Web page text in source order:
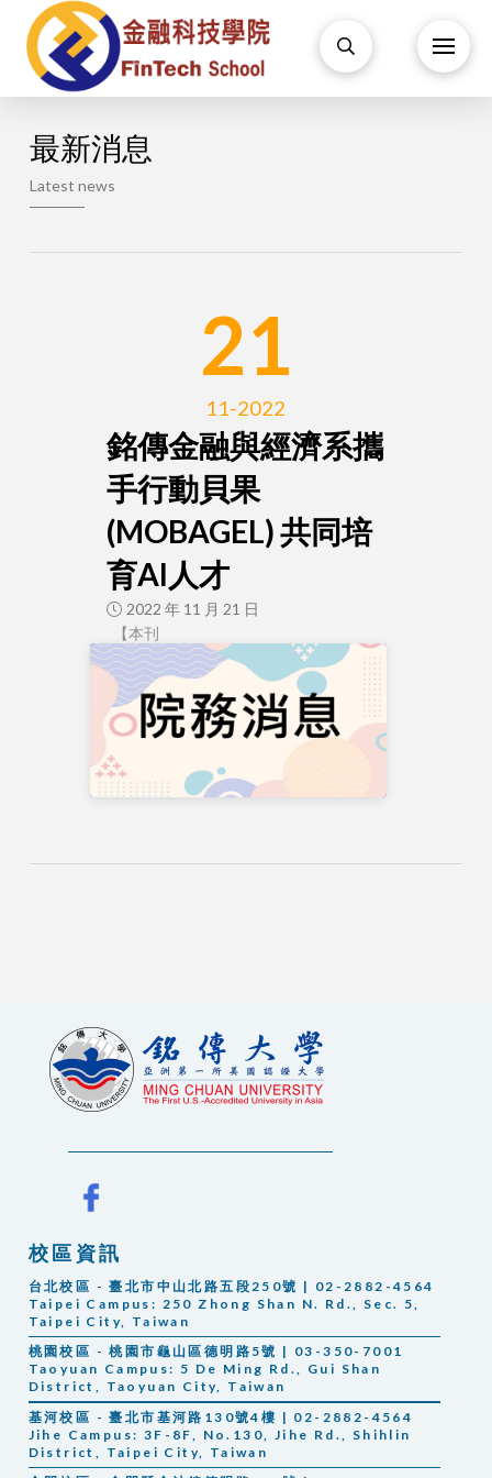
最新消息
Latest news
21
11-2022
銘傳金融與經濟系攜
手行動貝果
(MOBAGEL) 共同培
育AI人才
2022 年 11 月 21 日
【本刊
校區資訊
台北校區 - 臺北市中山北路五段250號 | 02-2882-4564
Taipei Campus: 250 Zhong Shan N. Rd., Sec. 5,
Taipei City, Taiwan
桃園校區 - 桃園市龜山區德明路5號 | 03-350-7001
Taoyuan Campus: 5 De Ming Rd., Gui Shan
District, Taoyuan City, Taiwan
基河校區 - 臺北市基河路130號4樓 | 02-2882-4564
Jihe Campus: 3F-8F, No.130, Jihe Rd., Shihlin
District, Taipei City, Taiwan